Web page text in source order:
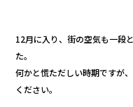
12月に入り、街の空気も一段
た。
何かと慌ただしい時期ですが
ください。